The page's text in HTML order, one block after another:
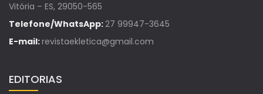
Vitória – ES, 29050-565
Telefone/WhatsApp:27 99947-3645
E-mail:revistaekletica@gmail.com
EDITORIAS